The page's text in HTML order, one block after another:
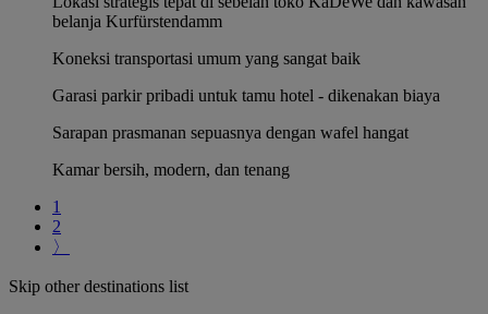
belanja Kurfürstendamm
Koneksi transportasi umum yang sangat baik
Garasi parkir pribadi untuk tamu hotel - dikenakan biaya
Sarapan prasmanan sepuasnya dengan wafel hangat
Kamar bersih, modern, dan tenang
1
2
〉
Skip other destinations list